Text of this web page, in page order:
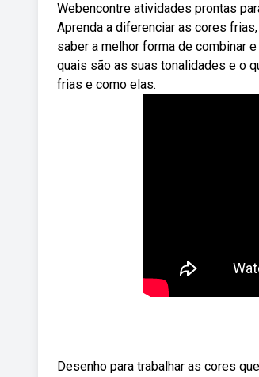
Webencontre atividades prontas
Aprenda a diferenciar as cores
saber a melhor forma de combinar
quais são as suas tonalidades e o
frias e como elas.
Desenho para trabalhar as cores